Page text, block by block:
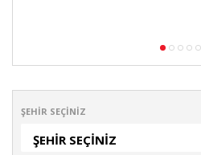
ŞEHIR SEÇINIZ
ŞEHIR SEÇINIZ